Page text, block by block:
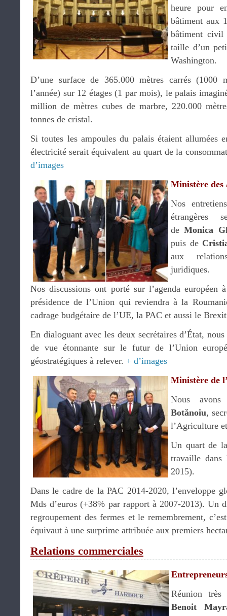
heure pour
bâtiment aux
bâtiment civil
taille d’un
Washington.
D’une surface de 365.000 mètres carrés (1000
l’année) sur 12 étages (1 par mois), le palais
million de mètres cubes de marbre, 220.000
tonnes de cristal.
Si toutes les ampoules du palais étaient allumées
électricité serait équivalent au quart de la
d’images
Ministère des
Nos
étrangères
deMonica
puis de
aux
juridiques.
Nos discussions ont porté sur l’agenda européen
présidence de l’Union qui reviendra à la
cadrage budgétaire de l’UE, la PAC et aussi le
En dialoguant avec les deux secrétaires d’État,
de vue étonnante sur le futur de l’Union
géostratégiques à relever. + d’images
Ministère de
Nous
Botănoiu,
l’Agriculture
Un quart de
travaille dans
2015).
Dans le cadre de la PAC 2014-2020, l’enveloppe
Mds d’euros (+38% par rapport à 2007-2013). Un
regroupement des fermes et le remembrement,
équivaut à une surprime attribuée aux premiers
Relations commerciales
Réunion très
Benoit